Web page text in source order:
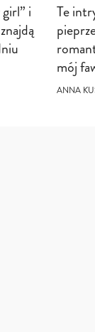
i
Te
mój
ANNA